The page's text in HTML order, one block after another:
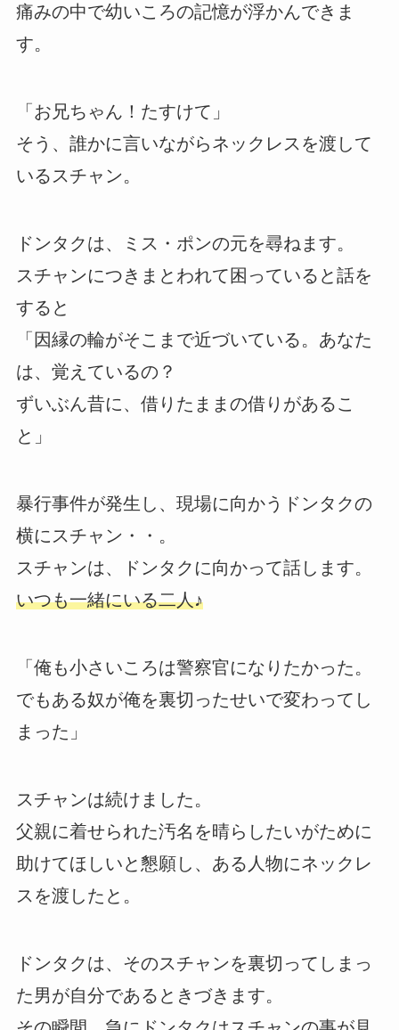
痛みの中で幼いころの記憶が浮かんできま
す。
「お兄ちゃん！たすけて」
そう、誰かに言いながらネックレスを渡して
いるスチャン。
ドンタクは、ミス・ポンの元を尋ねます。
スチャンにつきまとわれて困っていると話を
すると
「因縁の輪がそこまで近づいている。あなた
は、覚えているの？
ずいぶん昔に、借りたままの借りがあるこ
と」
暴行事件が発生し、現場に向かうドンタクの
横にスチャン・・。
スチャンは、ドンタクに向かって話します。
いつも一緒にいる二人♪
「俺も小さいころは警察官になりたかった。
でもある奴が俺を裏切ったせいで変わってし
まった」
スチャンは続けました。
父親に着せられた汚名を晴らしたいがために
助けてほしいと懇願し、ある人物にネックレ
スを渡したと。
ドンタクは、そのスチャンを裏切ってしまっ
た男が自分であるときづきます。